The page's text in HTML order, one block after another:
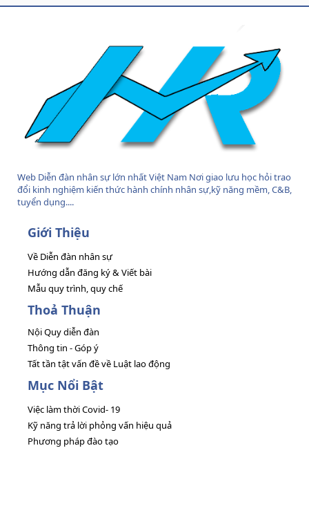
Web Diễn đàn nhân sự lớn nhất Việt Nam Nơi giao lưu học hỏi trao
đổi kinh nghiệm kiến thức hành chính nhân sự,kỹ năng mềm, C&B,
tuyển dụng....
Giới Thiệu
Về Diễn đàn nhân sự
Hướng dẫn đăng ký & Viết bài
Mẫu quy trình, quy chế
Thoả Thuận
Nội Quy diễn đàn
Thông tin - Góp ý
Tất tần tật vấn đề về Luật lao động
Mục Nổi Bật
Việc làm thời Covid- 19
Kỹ năng trả lời phỏng vấn hiệu quả
Phương pháp đào tạo